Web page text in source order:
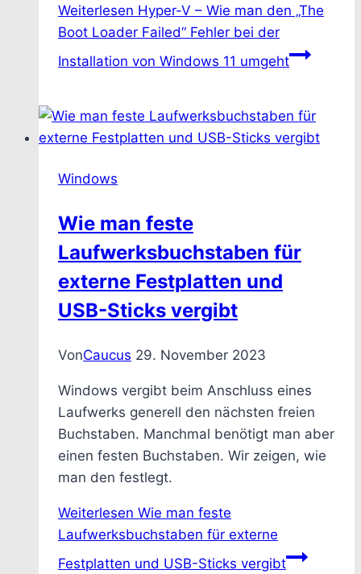
Weiterlesen Hyper-V – Wie man den „The
Boot Loader Failed“ Fehler bei der
Installation von Windows 11 umgeht
Windows
Wie man feste
Laufwerksbuchstaben für
externe Festplatten und
USB-Sticks vergibt
VonCaucus 29. November 2023
Windows vergibt beim Anschluss eines
Laufwerks generell den nächsten freien
Buchstaben. Manchmal benötigt man aber
einen festen Buchstaben. Wir zeigen, wie
man den festlegt.
Weiterlesen Wie man feste
Laufwerksbuchstaben für externe
Festplatten und USB-Sticks vergibt